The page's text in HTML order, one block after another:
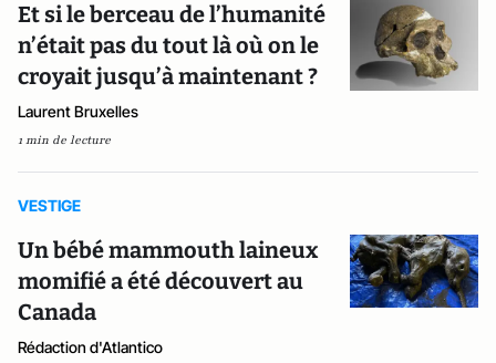
Et si le berceau de l’humanité
n’était pas du tout là où on le
croyait jusqu’à maintenant ?
Laurent Bruxelles
1 min de lecture
VESTIGE
Un bébé mammouth laineux
momifié a été découvert au
Canada
Rédaction d'Atlantico